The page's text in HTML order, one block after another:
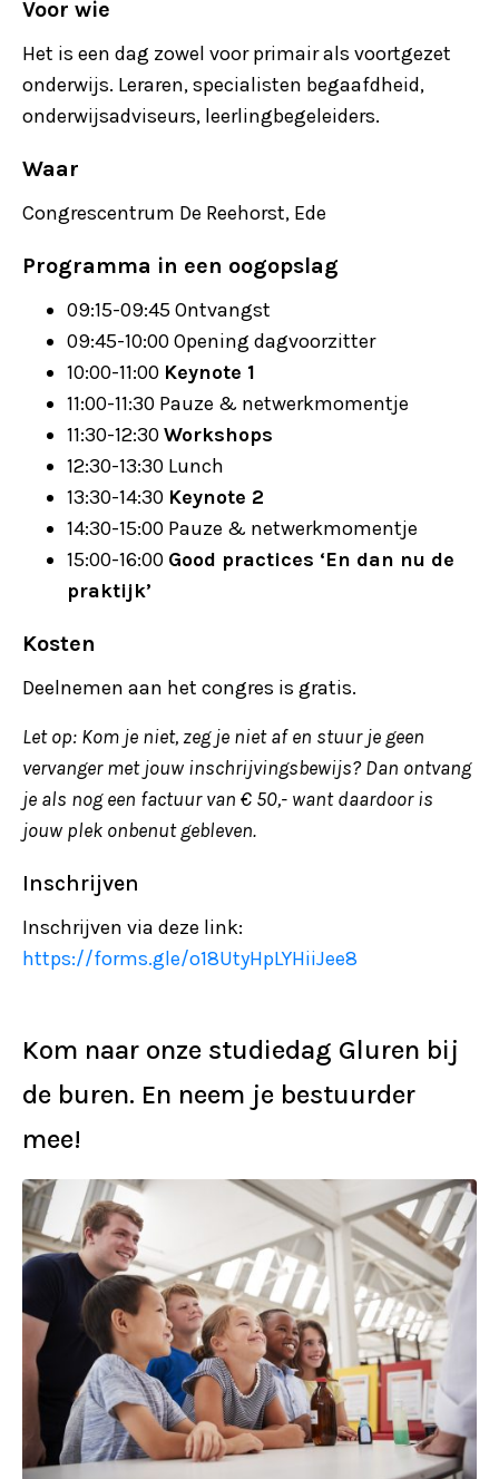
Voor wie
Het is een dag zowel voor primair als voortgezet
onderwijs. Leraren, specialisten begaafdheid,
onderwijsadviseurs, leerlingbegeleiders.
Waar
Congrescentrum De Reehorst, Ede
Programma in een oogopslag
09:15-09:45 Ontvangst
09:45-10:00 Opening dagvoorzitter
10:00-11:00 Keynote 1
11:00-11:30 Pauze & netwerkmomentje
11:30-12:30 Workshops
12:30-13:30 Lunch
13:30-14:30 Keynote 2
14:30-15:00 Pauze & netwerkmomentje
15:00-16:00 Good practices ‘En dan nu de
praktijk’
Kosten
Deelnemen aan het congres is gratis.
Let op: Kom je niet, zeg je niet af en stuur je geen
vervanger met jouw inschrijvingsbewijs? Dan ontvang
je als nog een factuur van € 50,- want daardoor is
jouw plek onbenut gebleven.
Inschrijven
Inschrijven via deze link:
https://forms.gle/o18UtyHpLYHiiJee8
Kom naar onze studiedag Gluren bij
de buren. En neem je bestuurder
mee!